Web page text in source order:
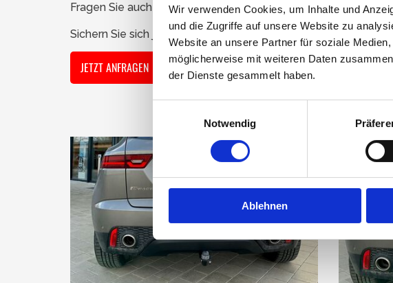
Wir verwenden Cookies, um Inhalte und
und die Zugriffe auf unsere Website zu
Website an unsere Partner für soziale
möglicherweise mit weiteren Daten
der Dienste gesammelt haben.
Notwendig
Ablehnen
Fragen Sie auch nach weiteren Anhängerkupplungen für alle
Sichern Sie sich jetzt Ihren Termin in Pilsting direkt an der A92!
JETZT ANFRAGEN